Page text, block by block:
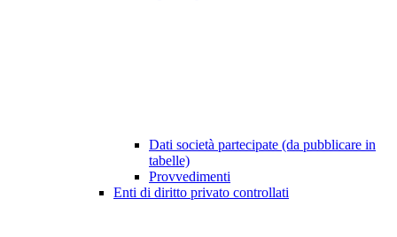
Dati società partecipate (da pubblicare in
tabelle)
Provvedimenti
Enti di diritto privato controllati